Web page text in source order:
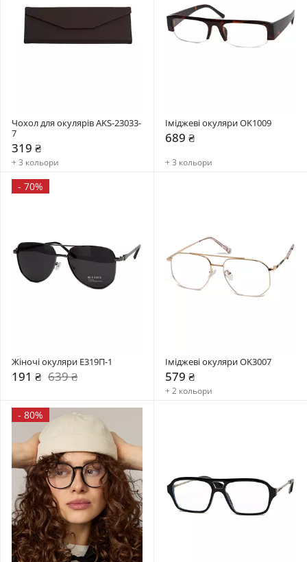
Чохол для окулярів AKS-23033-
7
319 ₴
+ 3 кольори
Іміджеві окуляри OK1009
689 ₴
+ 3 кольори
- 70%
Жіночі окуляри E319П-1
191 ₴ 639 ₴
Іміджеві окуляри OK3007
579 ₴
+ 2 кольори
- 80%